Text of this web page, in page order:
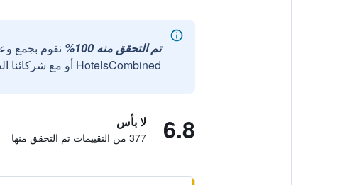
تم التحقق منه 100%
نقوم بجمع
HotelsCombined أو مع شركائنا الخارجيين الموثوقين.
6.8 لا بأس
377 من التقييمات تم التحقق منها